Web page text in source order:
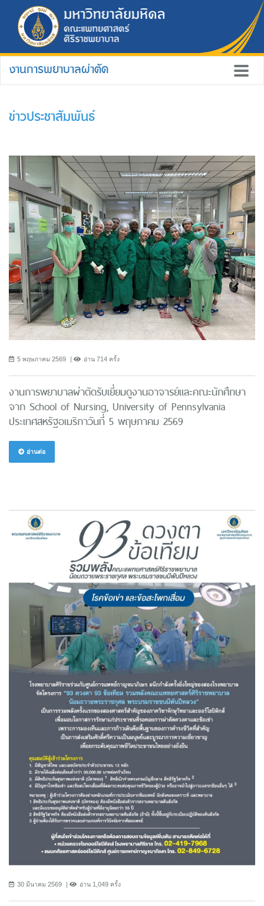
งานการพยาบาลผ่าตัด
ข่าวประชาสัมพันธ์
5 พฤษภาคม 2569 อ่าน 714 ครั้ง
งานการพยาบาลผ่าตัดรับเยี่ยมดูงานอาจารย์และคณะนักศึกษา
จาก School of Nursing, University of Pennsylvania
ประเทศสหรัฐอเมริกาวันที่ 5 พฤษภาคม 2569
อ่านต่อ
30 มีนาคม 2569 อ่าน 1,049 ครั้ง